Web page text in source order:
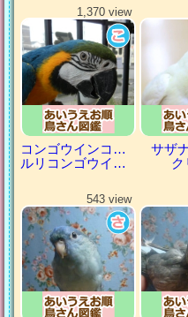
1,370 view
コンゴウインコの仲間
ルリコンゴウインコ
サザ
ク
543 view